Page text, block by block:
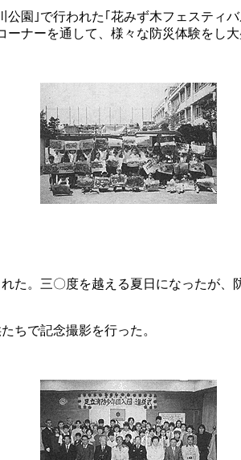
園｣で行われた｢花みず木フェスティ
ナーを通して、様々な防災体験をし大
た。三〇度を越える夏日になったが
ちで記念撮影を行った。